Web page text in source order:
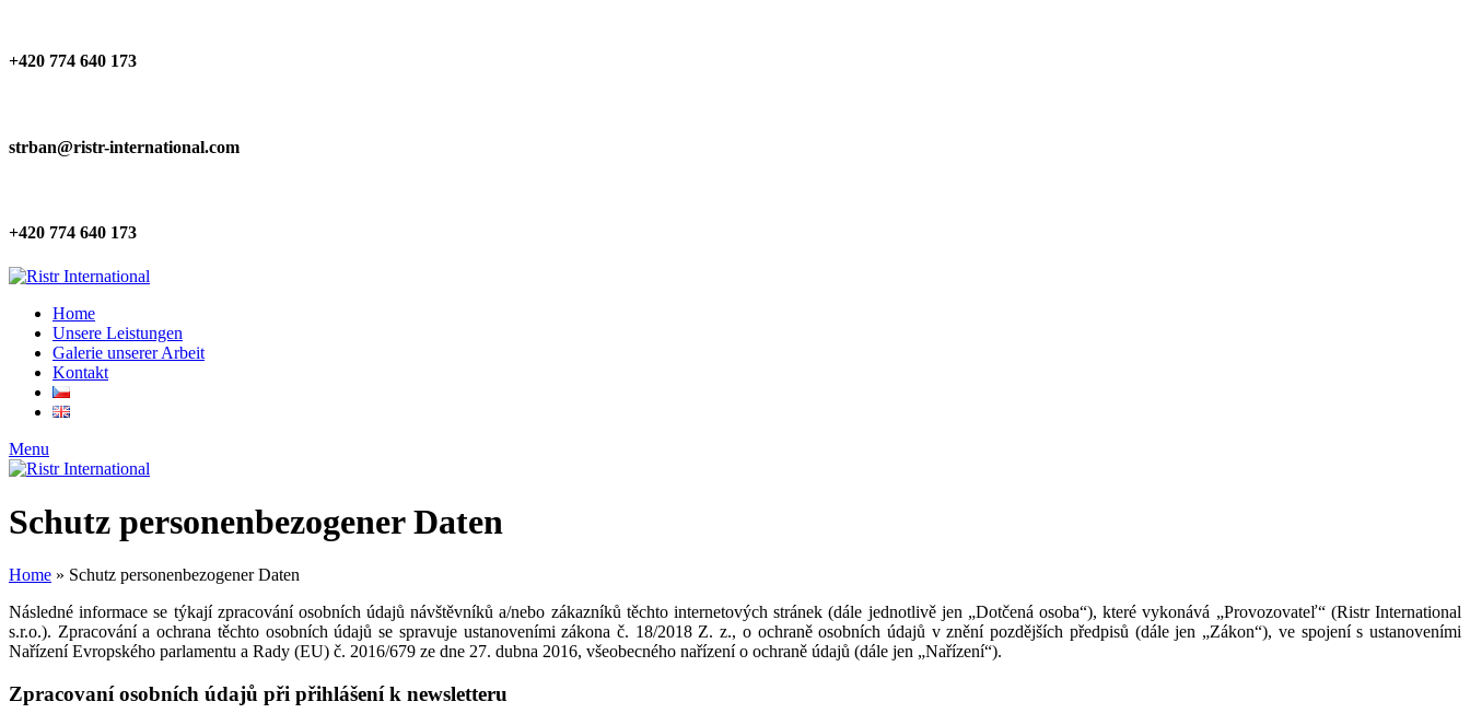
+420 774 640 173
strban@ristr-international.com
+420 774 640 173
Home
Unsere Leistungen
Galerie unserer Arbeit
Kontakt
Menu
Schutz personenbezogener Daten
Home » Schutz personenbezogener Daten
Následné informace se týkají zpracování osobních údajů návštěvníků a/nebo zákazníků těchto internetových stránek (dále jednotlivě jen „Dotčená osoba“), které vykonává „Provozovateľ“ (Ristr International
s.r.o.). Zpracování a ochrana těchto osobních údajů se spravuje ustanoveními zákona č. 18/2018 Z. z., o ochraně osobních údajů v znění pozdějších předpisů (dále jen „Zákon“), ve spojení s ustanoveními
Nařízení Evropského parlamentu a Rady (EU) č. 2016/679 ze dne 27. dubna 2016, všeobecného nařízení o ochraně údajů (dále jen „Nařízení“).
Zpracovaní osobních údajů při přihlášení k newsletteru